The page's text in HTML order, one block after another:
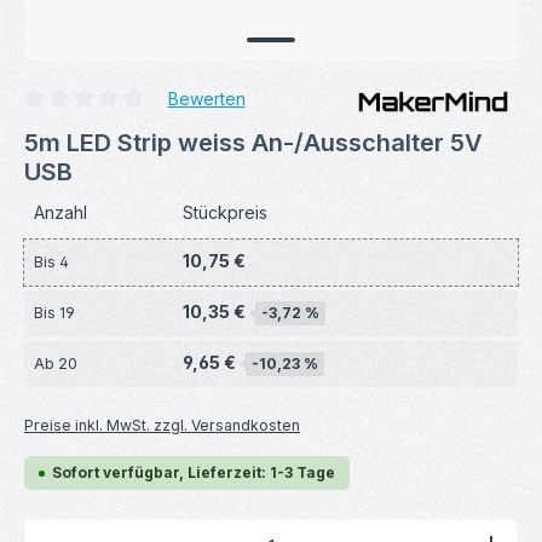
Bewerten
5m LED Strip weiss An-/Ausschalter 5V
USB
Anzahl Stückpreis
Bis 4 10,75 €
Bis 19 10,35 € -3,72 %
Ab 20 9,65 € -10,23 %
Preise inkl. MwSt. zzgl. Versandkosten
Sofort verfügbar, Lieferzeit: 1-3 Tage
Produkt Anzahl: Gib den gewünschten Wert ein